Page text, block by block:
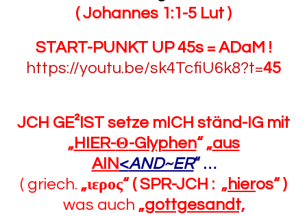
( Johannes 1:1-5 Lut )
START-PUNKT UP 45s = ADaM !
https://youtu.be/sk4TcfiU6k8?t=45
JCH GE²IST setze mICH ständ-IG mit
„HIER-Θ-Glyphen“ „aus
AIN <AND~ER“ …
( griech. „ιερος“ ( SPR-JCH : „hieros“ )
was auch „gottgesandt,